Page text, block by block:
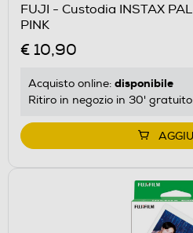
FUJI - Custodia INSTAX
PINK
€ 10,90
Acquisto online: disponibile
Ritiro in negozio in 30'